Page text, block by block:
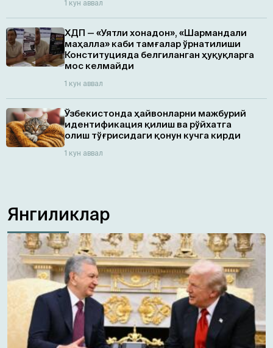
1 кун аввал
ХДП — «Уятли хонадон», «Шармандали
маҳалла» каби тамғалар ўрнатилиши
Конституцияда белгиланган ҳуқуқларга
мос келмайди
1 кун аввал
Ўзбекистонда ҳайвонларни мажбурий
идентификация қилиш ва рўйхатга
олиш тўғрисидаги қонун кучга кирди
1 кун аввал
Янгиликлар